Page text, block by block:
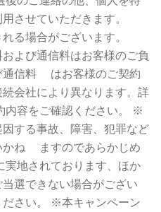
させていただきます。
れる場合がございます。
よび通信料はお客様のご負
通信料 はお客様のご契約
会社により異なります。詳
容をご確認ください。 ※
する事故、障害、犯罪など
かね ますのであらかじめ
地されております、ほか
選できない場合がござい
ださい。 ※本キャンペーン